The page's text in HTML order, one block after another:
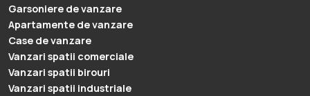
Garsoniere de vanzare
Apartamente de vanzare
Case de vanzare
Vanzari spatii comerciale
Vanzari spatii birouri
Vanzari spatii industriale